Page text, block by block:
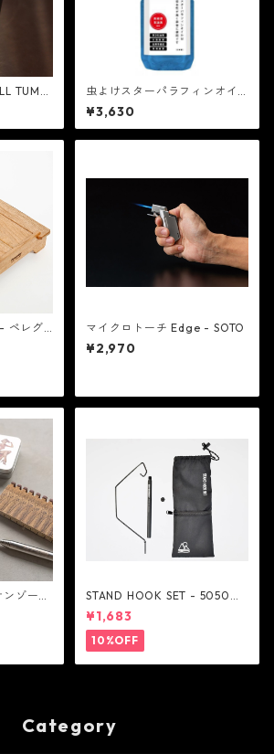
TUMB
虫よけスターパラフィンオイ
ル 2L - スター商事
¥3,630
ペレグ
マイクロトーチ Edge - SOTO
¥2,970
ゾー工
STAND HOOK SET - 5050W
ORKSHOP
¥1,683
10%OFF
Category